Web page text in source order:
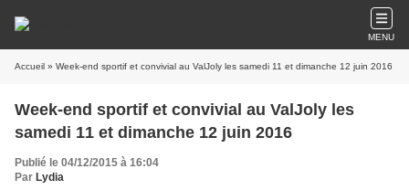
MENU
Accueil » Week-end sportif et convivial au ValJoly les samedi 11 et dimanche 12 juin 2016
Week-end sportif et convivial au ValJoly les
samedi 11 et dimanche 12 juin 2016
Publié le 04/12/2015 à 16:04
Par Lydia